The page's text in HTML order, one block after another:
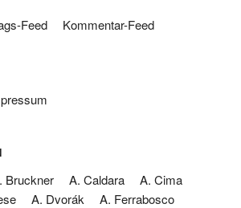
Feed
Kommentar-Feed
Bruckner A. Caldara
A. Cima
A. Dvorák
A. Ferrabosco